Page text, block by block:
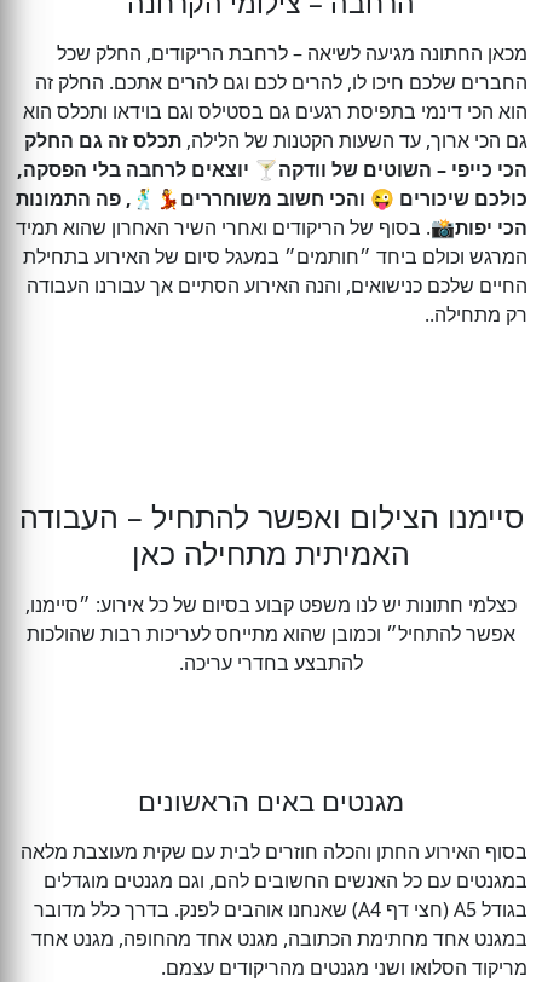
מכאן החתונה מגיעה לשיאה – לרחבת הריקודים, החלק שכל
החברים שלכם חיכו לו, להרים לכם וגם להרים אתכם. החלק זה
הוא הכי דינמי בתפיסת רגעים גם בסטילס וגם בוידאו ותכלס הוא
גם הכי ארוך, עד השעות הקטנות של הלילה, תכלס זה גם החלק
הכי כייפי – השוטים של וודקה🍸 יוצאים לרחבה בלי הפסקה,
כולכם שיכורים 😜 והכי חשוב משוחררים💃🕺, פה התמונות
הכי יפות📸. בסוף של הריקודים ואחרי השיר האחרון שהוא תמיד
המרגש וכולם ביחד ״חותמים״ במעגל סיום של האירוע בתחילת
החיים שלכם כנישואים, והנה האירוע הסתיים אך עבורנו העבודה
רק מתחילה..
סיימנו הצילום ואפשר להתחיל – העבודה
האמיתית מתחילה כאן
‏כצלמי חתונות יש לנו משפט קבוע בסיום של כל אירוע: ״סיימנו,
אפשר להתחיל״ וכמובן שהוא מתייחס לעריכות רבות שהולכות
להתבצע בחדרי עריכה.
מגנטים באים הראשונים
בסוף האירוע החתן והכלה חוזרים לבית עם שקית מעוצבת מלאה
במגנטים עם כל האנשים החשובים להם, וגם מגנטים מוגדלים
בגודל A5 (חצי דף A4) שאנחנו אוהבים לפנק. בדרך כלל מדובר
במגנט אחד מחתימת הכתובה, מגנט אחד מהחופה, מגנט אחד
מריקוד הסלואו ושני מגנטים מהריקודים עצמם.